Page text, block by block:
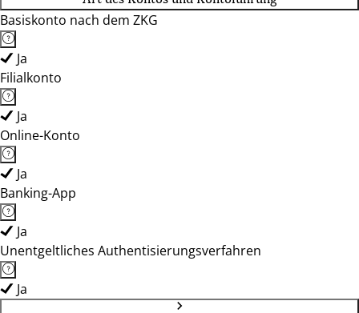
Basiskonto nach dem ZKG
Ja
Filialkonto
Ja
Online-Konto
Ja
Banking-App
Ja
Unentgeltliches Authentisierungsverfahren
Ja